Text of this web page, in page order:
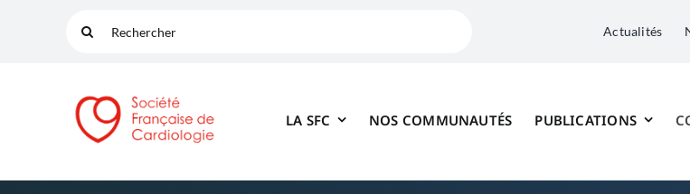
Rechercher: Actualités
LA SFC NOS COMMUNAUTÉS PUBLICATIONS